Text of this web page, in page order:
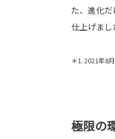
た、進化
仕上げまし
＊1. 2021年8月
極限の